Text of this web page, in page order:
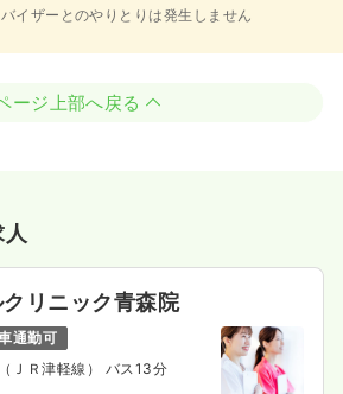
イザーとのやりとりは発生しません
ージ上部へ戻る
リニック青森院
通勤可
ＪＲ津軽線） バス13分